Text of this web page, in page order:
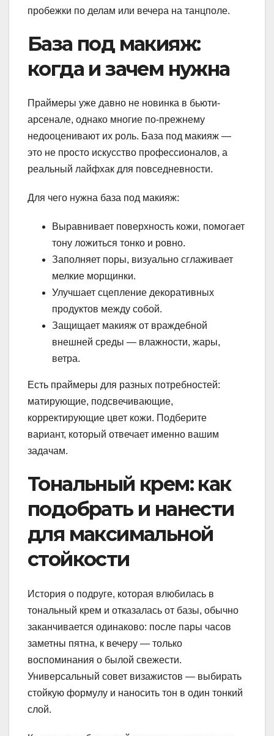
пробежки по делам или вечера на танцполе.
База под макияж:
когда и зачем нужна
Праймеры уже давно не новинка в бьюти-
арсенале, однако многие по-прежнему
недооценивают их роль. База под макияж —
это не просто искусство профессионалов, а
реальный лайфхак для повседневности.
Для чего нужна база под макияж:
Выравнивает поверхность кожи, помогает
тону ложиться тонко и ровно.
Заполняет поры, визуально сглаживает
мелкие морщинки.
Улучшает сцепление декоративных
продуктов между собой.
Защищает макияж от враждебной
внешней среды — влажности, жары,
ветра.
Есть праймеры для разных потребностей:
матирующие, подсвечивающие,
корректирующие цвет кожи. Подберите
вариант, который отвечает именно вашим
задачам.
Тональный крем: как
подобрать и нанести
для максимальной
стойкости
История о подруге, которая влюбилась в
тональный крем и отказалась от базы, обычно
заканчивается одинаково: после пары часов
заметны пятна, к вечеру — только
воспоминания о былой свежести.
Универсальный совет визажистов — выбирать
стойкую формулу и наносить тон в один тонкий
слой.